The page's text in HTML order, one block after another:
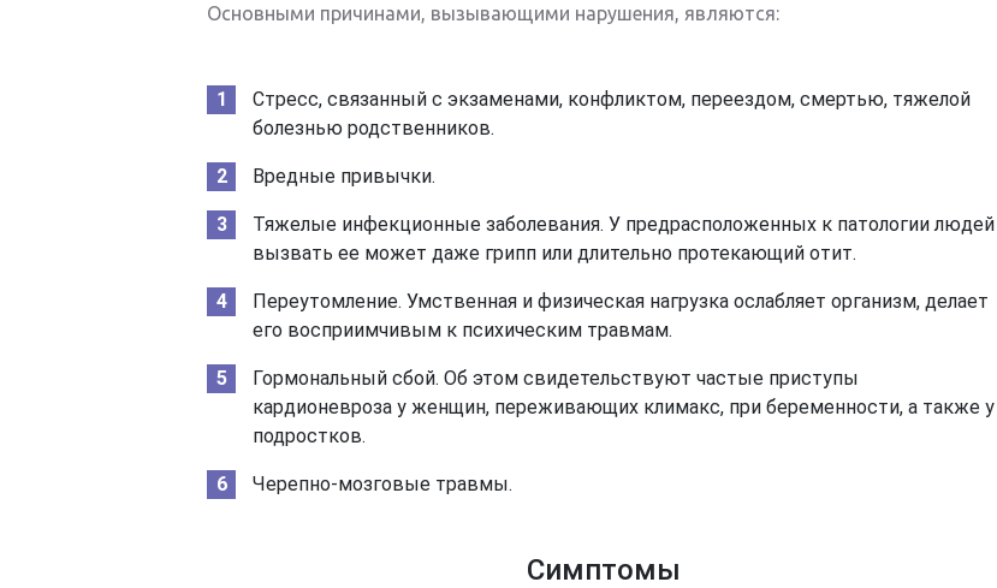
Основными причинами, вызывающими нарушения, являются:
Стресс, связанный с экзаменами, конфликтом, переездом, смертью, тяжелой
болезнью родственников.
Вредные привычки.
Тяжелые инфекционные заболевания. У предрасположенных к патологии людей
вызвать ее может даже грипп или длительно протекающий отит.
Переутомление. Умственная и физическая нагрузка ослабляет организм, делает
его восприимчивым к психическим травмам.
Гормональный сбой. Об этом свидетельствуют частые приступы
кардионевроза у женщин, переживающих климакс, при беременности, а также у
подростков.
Черепно-мозговые травмы.
Симптомы